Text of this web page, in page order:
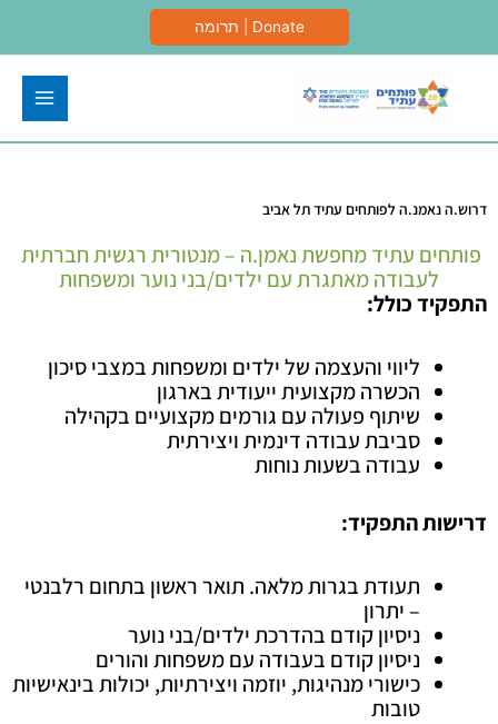
Donate | תרומה
דרוש.ה נאמנ.ה לפותחים עתיד תל אביב
פותחים עתיד מחפשת נאמן.ה – מנטורית רגשית חברתית
לעבודה מאתגרתעם ילדים/בני נוער ומשפחות
התפקיד כולל:
ליווי והעצמה של ילדים ומשפחות במצבי סיכון
הכשרה מקצועית ייעודית בארגון
שיתוף פעולה עם גורמים מקצועיים בקהילה
סביבת עבודה דינמית ויצירתית
עבודה בשעות נוחות
דרישות התפקיד:
תעודת בגרות מלאה. תואר ראשון בתחום רלבנטי
– יתרון
ניסיון קודם בהדרכת ילדים/בני נוער
ניסיון קודם בעבודה עם משפחות והורים
כישורי מנהיגות, יוזמה ויצירתיות, יכולות בינאישיות
טובות